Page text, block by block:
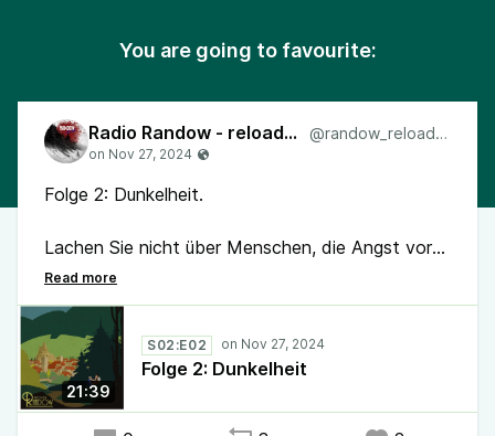
You are going to favourite:
Radio Randow - reloaded @randow_reloaded
Folge 2: Dunkelheit.
Lachen Sie nicht über Menschen, die Angst vor
der Dunkelheit haben. Es kann sein, dass sie
etwas wissen, das Sie nicht wissen. (I.
Casaubon)
Der heutige Song: Tunnelstarre von Vlimmer
21:39
S02:E02
Folge 2: Dunkelheit